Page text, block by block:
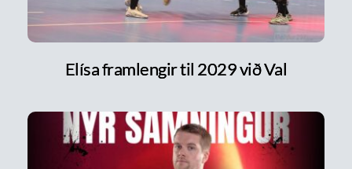
Elísa framlengir til 2029 við Val